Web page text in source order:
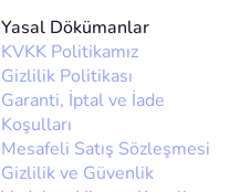
Yasal Dökümanlar
KVKK Politikamız
Gizlilik Politikası
Garanti, İptal ve İade
Koşulları
Mesafeli Satış Sözleşmesi
Gizlilik ve Güvenlik